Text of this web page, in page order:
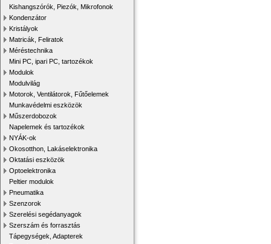
Kishangszórók, Piezók, Mikrofonok
Kondenzátor
Kristályok
Matricák, Feliratok
Méréstechnika
Mini PC, ipari PC, tartozékok
Modulok
Modulvilág
Motorok, Ventilátorok, Fűtőelemek
Munkavédelmi eszközök
Műszerdobozok
Napelemek és tartozékok
NYÁK-ok
Okosotthon, Lakáselektronika
Oktatási eszközök
Optoelektronika
Peltier modulok
Pneumatika
Szenzorok
Szerelési segédanyagok
Szerszám és forrasztás
Tápegységek, Adapterek